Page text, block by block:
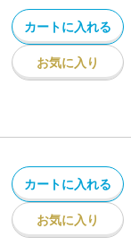
カートに入れる
お気に入り
カートに入れる
お気に入り